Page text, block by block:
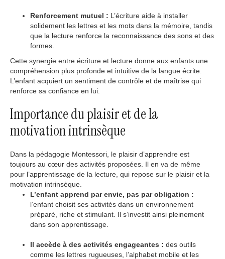
Renforcement mutuel : L’écriture aide à installer
solidement les lettres et les mots dans la mémoire, tandis
que la lecture renforce la reconnaissance des sons et des
formes.
Cette synergie entre écriture et lecture donne aux enfants une
compréhension plus profonde et intuitive de la langue écrite.
L’enfant acquiert un sentiment de contrôle et de maîtrise qui
renforce sa confiance en lui.
Importance du plaisir et de la
motivation intrinsèque
Dans la pédagogie Montessori, le plaisir d’apprendre est
toujours au cœur des activités proposées. Il en va de même
pour l’apprentissage de la lecture, qui repose sur le plaisir et la
motivation intrinsèque.
L’enfant apprend par envie, pas par obligation :
l’enfant choisit ses activités dans un environnement
préparé, riche et stimulant. Il s’investit ainsi pleinement
dans son apprentissage.
Il accède à des activités engageantes : des outils
comme les lettres rugueuses, l’alphabet mobile et les